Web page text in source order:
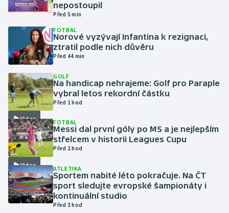
Jezdectví
Judo
Krasobruslení
Lezení
Lyže a snowboard
Moderní pětiboj
Motorsport
Olympijské hry
Parasport
nepostoupil
Před 5 min
FOTBAL
Norové vyzývají Infantina k rezignaci,
ztratil podle nich důvěru
Před 44 min
Video
GOLF
Na handicap nehrajeme: Golf pro Paraple
vybral letos rekordní částku
Před 1 hod
Video
FOTBAL
Messi dal první góly po MS a je nejlepším
střelcem v historii Leagues Cupu
Před 2 hod
ATLETIKA
Sportem nabité léto pokračuje. Na ČT
sport sledujte evropské šampionáty i
kontinuální studio
Před 3 hod